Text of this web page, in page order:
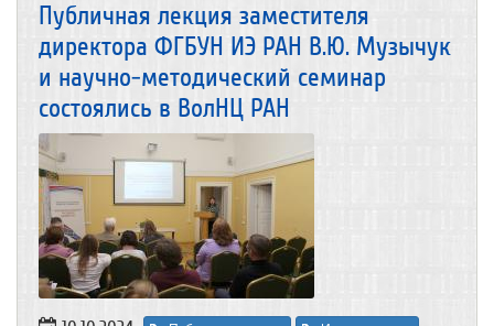
Публичная лекция заместителя
директора ФГБУН ИЭ РАН В.Ю. Музычук
и научно-методический семинар
состоялись в ВолНЦ РАН